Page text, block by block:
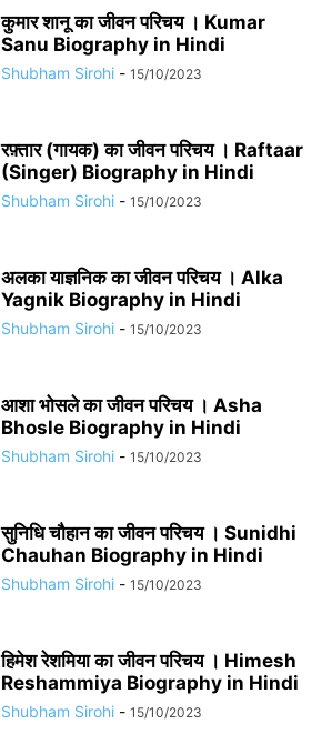
कुमार शानू का जीवन परिचय । Kumar
Sanu Biography in Hindi
Shubham Sirohi - 15/10/2023
रफ़्तार (गायक) का जीवन परिचय । Raftaar
(Singer) Biography in Hindi
Shubham Sirohi - 15/10/2023
अलका याज्ञनिक का जीवन परिचय । Alka
Yagnik Biography in Hindi
Shubham Sirohi - 15/10/2023
आशा भोसले का जीवन परिचय । Asha
Bhosle Biography in Hindi
Shubham Sirohi - 15/10/2023
सुनिधि चौहान का जीवन परिचय । Sunidhi
Chauhan Biography in Hindi
Shubham Sirohi - 15/10/2023
हिमेश रेशमिया का जीवन परिचय । Himesh
Reshammiya Biography in Hindi
Shubham Sirohi - 15/10/2023